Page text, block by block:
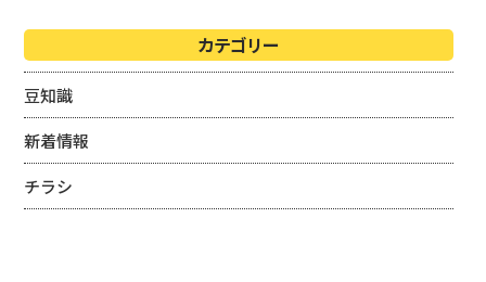
カテゴリー
豆知識
新着情報
チラシ